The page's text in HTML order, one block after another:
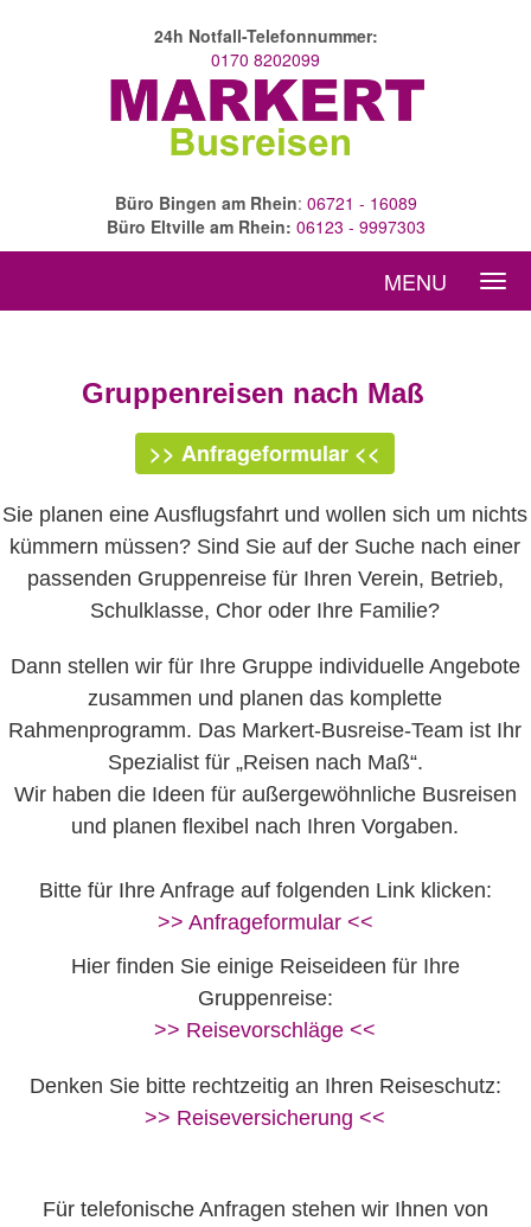
24h Notfall-Telefonnummer:
0170 8202099
Büro Bingen am Rhein: 06721 - 16089
Büro Eltville am Rhein: 06123 - 9997303
MENU
Gruppenreisen nach Maß
>> Anfrageformular <<
Sie planen eine Ausflugsfahrt und wollen sich um nichts
kümmern müssen? Sind Sie auf der Suche nach einer
passenden Gruppenreise für Ihren Verein, Betrieb,
Schulklasse, Chor oder Ihre Familie?
Dann stellen wir für Ihre Gruppe individuelle Angebote
zusammen und planen das komplette
Rahmenprogramm. Das Markert-Busreise-Team ist Ihr
Spezialist für „Reisen nach Maß“.
Wir haben die Ideen für außergewöhnliche Busreisen
und planen flexibel nach Ihren Vorgaben.
Bitte für Ihre Anfrage auf folgenden Link klicken:
>> Anfrageformular <<
Hier finden Sie einige Reiseideen für Ihre
Gruppenreise:
>> Reisevorschläge <<
Denken Sie bitte rechtzeitig an Ihren Reiseschutz:
>> Reiseversicherung <<
Für telefonische Anfragen stehen wir Ihnen von